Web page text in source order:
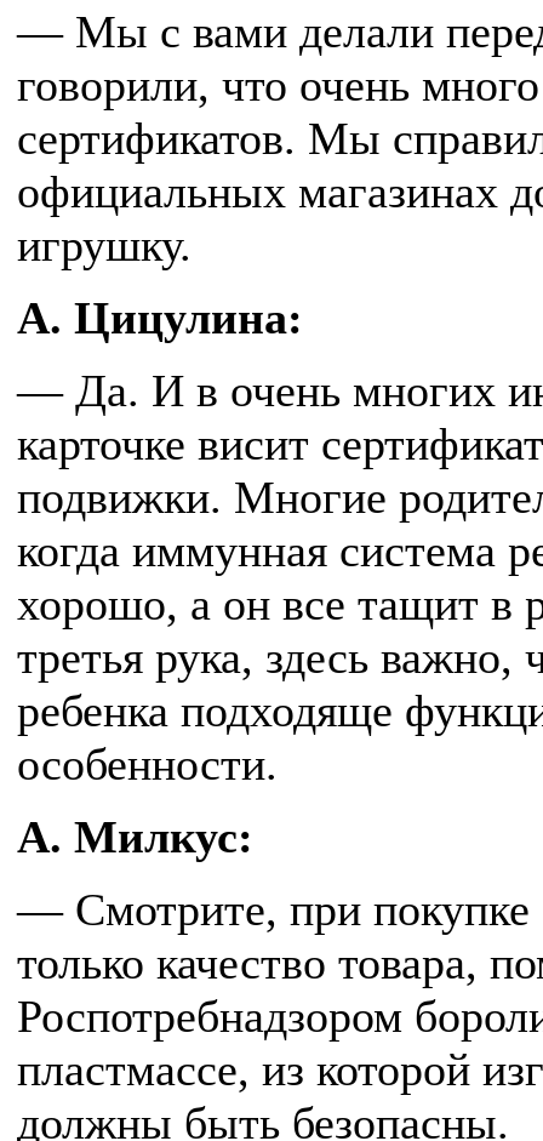
— Мы с вами делали
говорили, что очень
сертификатов. Мы
официальных магазинах
игрушку.
А. Цицулина:
— Да. И в очень многих
карточке висит
подвижки. Многие
когда иммунная система
хорошо, а он все тащит в
третья рука, здесь
ребенка подходяще
особенности.
А. Милкус:
— Смотрите, при покупке
только качество товара,
Роспотребнадзором
пластмассе, из которой
должны быть безопасны.